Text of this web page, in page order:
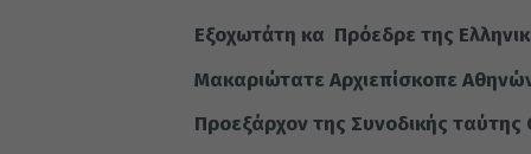
Εξοχωτἀτη κα Πρόεδρε της
Μακαριώτατε Αρχιεπίσκοπε
Προεξάρχον της Συνοδικής ταύτης